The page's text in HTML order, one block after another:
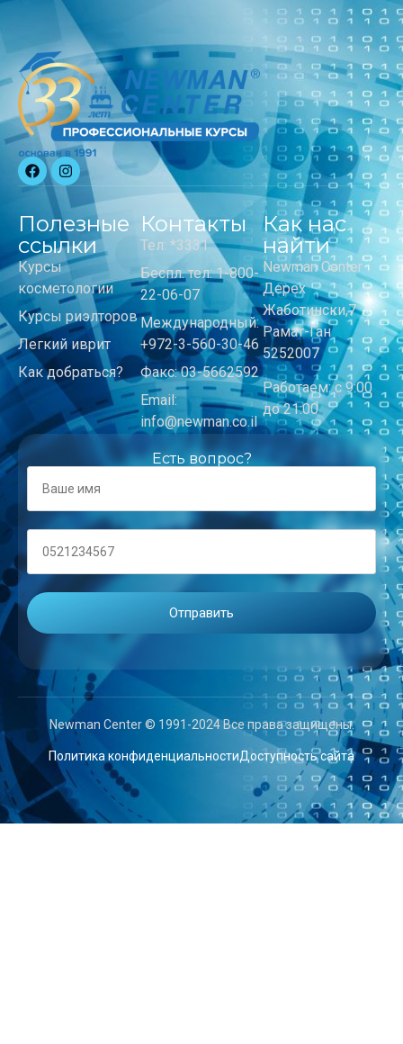
Полезные
ссылки
Курсы
косметологии
Курсы риэлторов
Легкий иврит
Как добраться?
Контакты
Тел: *3331
Беспл. тел: 1-800-
22-06-07
Международный:
+972-3-560-30-46
Факс: 03-5662592
Email:
info@newman.co.il
Как нас
найти
Newman Center
Дерех
Жаботински,7
Рамат-Ган
5252007
Работаем: с 9:00
до 21:00
Есть вопрос?
Newman Center © 1991-2024 Все права защищены.
Политика конфиденциальностиДоступность сайта